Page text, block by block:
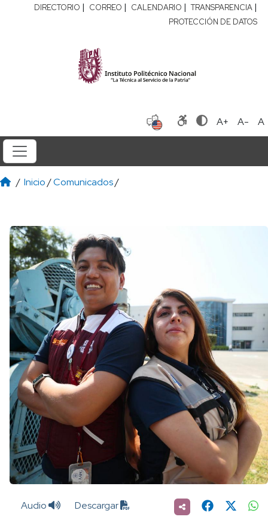
DIRECTORIO | CORREO | CALENDARIO | TRANSPARENCIA |
PROTECCIÓN DE DATOS
A+ A- A
/ Inicio/Comunicados/
Audio Descargar